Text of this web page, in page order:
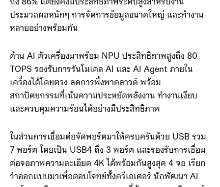
จากแล็ปท็อปสู่ตลาดเดสก์ท็อปขนาดเล็กอย่างเต็มตัว
จุดเด่นของ Ascent QN10 คือ ขนาดที่เล็กกว่ามินิพีซีทั่วไป
ประมวลผลหนักๆ การจัดการข้อมูลขนาดใหญ่ และทำงาน
หลายอย่างพร้อมกัน
ด้าน AI ตัวเครื่องมาพร้อม NPU ประสิทธิภาพสูงถึง 80
TOPS รองรับการรันโมเดล AI และ AI Agent ภายใน
สถาปัตยกรรมที่เน้นความประหยัดพลังงาน ทำงานเงียบ
และควบคุมความร้อนได้อย่างมีประสิทธิภาพ
ในส่วนการเชื่อมต่อจัดพอร์ตมาให้ครบครันด้วย USB รวม